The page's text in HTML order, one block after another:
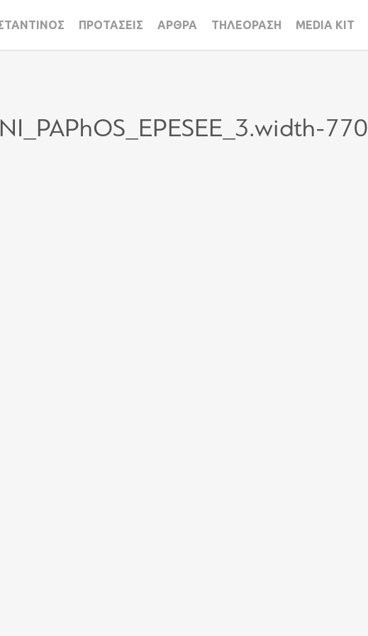
ΠΡΟΤΑΣΕΙΣ ΑΡΘΡΑ ΤΗΛΕΟΡΑΣΗ MEDIA KIT
770